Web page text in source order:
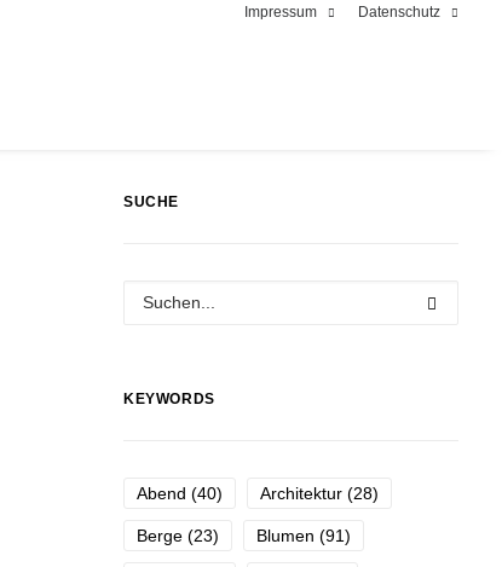
Impressum Datenschutz
SUCHE
KEYWORDS
Abend (40) Architektur (28)
Berge (23) Blumen (91)